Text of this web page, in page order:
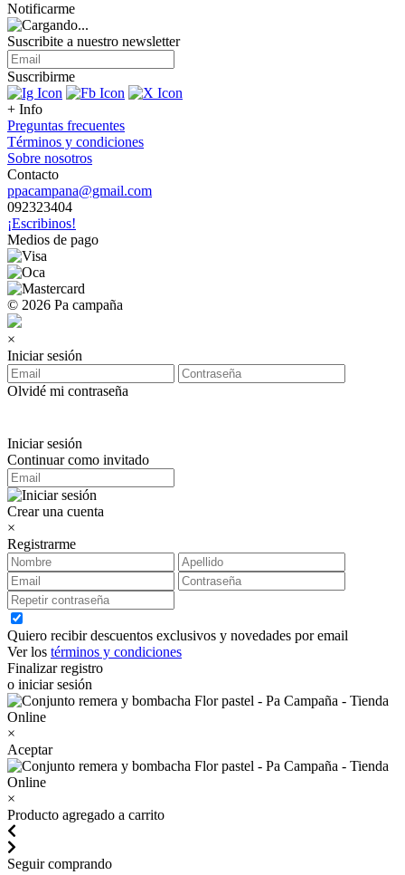
Notificarme
Suscribite a nuestro newsletter
Suscribirme
+ Info
Preguntas frecuentes
Términos y condiciones
Sobre nosotros
Contacto
ppacampana@gmail.com
092323404
¡Escribinos!
Medios de pago
© 2026 Pa campaña
×
Iniciar sesión
Olvidé mi contraseña
Iniciar sesión
Continuar como invitado
Crear una cuenta
×
Registrarme
Quiero recibir descuentos exclusivos y novedades por email
Ver los términos y condiciones
Finalizar registro
o iniciar sesión
×
Aceptar
×
Producto agregado a carrito
Seguir comprando